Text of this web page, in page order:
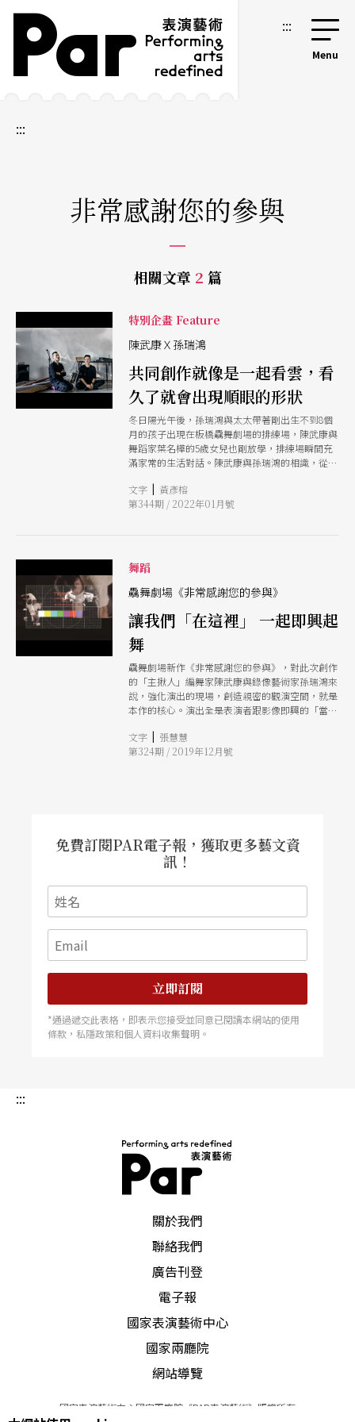
跳到主要內容區塊
網站導覽 :::
:::
非常感謝您的參與
相關文章 2 篇
特別企畫 Feature
陳武康Ｘ孫瑞鴻
共同創作就像是一起看雲，看
久了就會出現順眼的形狀
冬日陽光午後，孫瑞鴻與太太帶著剛出生不到8個
月的孩子出現在板橋驫舞劇場的排練場，陳武康與
舞蹈家葉名樺的5歲女兒也剛放學，排練場瞬間充
滿家常的生活對話。陳武康與孫瑞鴻的相識，從
滋長，默契在後來遠距合作中培養出來。在彼此不
干涉、不受局限的合作默契下，兩人在疫情前後共
文字 | 黃彥榕
第344期 / 2022年01月號
舞蹈
驫舞劇場《非常感謝您的參與》
讓我們「在這裡」 一起即興起
舞
驫舞劇場新作《非常感謝您的參與》，對此次創作
的「主揪人」編舞家陳武康與錄像藝術家孫瑞鴻來
說，強化演出的現場，創造親密的觀演空間，就是
本作的核心。演出全是表演者跟影像即興的「當下
同關係。而觀眾也不能置身事外，透過層層套路與
鋪梗，將讓創作者與觀眾都能聚焦演出共享與交流
文字 | 張慧慧
第324期 / 2019年12月號
免費訂閱PAR電子報，獲取更多藝文資
訊！
立即訂閱
*通過遞交此表格，即表示您接受並同意已閱讀本網站的使用
條款，私隱政策和個人資料收集聲明。
:::
關於我們
聯絡我們
廣告刊登
電子報
國家表演藝術中心
國家兩廳院
網站導覽
國家表演藝術中心國家兩廳院《PAR表演藝術》版權所有